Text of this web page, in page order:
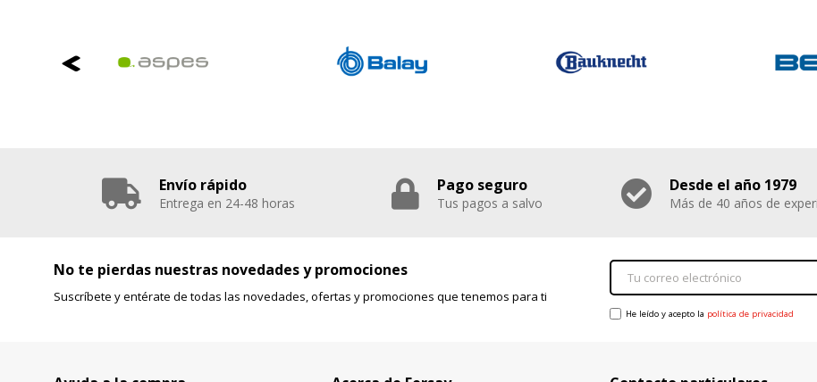
Envío rápido
Entrega en 24-48 horas
Pago seguro
Tus pagos a salvo
Desde el año 1979
Más de 40 años de
No te pierdas nuestras novedades y promociones
Suscríbete y entérate de todas las novedades, ofertas y promociones que tenemos para ti
He leído y acepto la política de privacidad